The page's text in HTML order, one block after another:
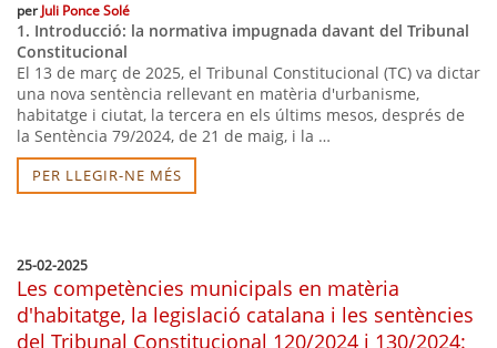
perJuli Ponce Solé
1. Introducció: la normativa impugnada davant del Tribunal
Constitucional
El 13 de març de 2025, el Tribunal Constitucional (TC) va dictar
una nova sentència rellevant en matèria d'urbanisme,
habitatge i ciutat, la tercera en els últims mesos, després de
la Sentència 79/2024, de 21 de maig, i la …
PER LLEGIR-NE MÉS
25-02-2025
Les competències municipals en matèria
d'habitatge, la legislació catalana i les sentències
del Tribunal Constitucional 120/2024 i 130/2024: